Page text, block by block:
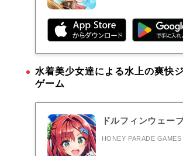
水着美少女達による水上の爽快
ゲーム
ドルフィンウェー
HONEY PARADE GAMES